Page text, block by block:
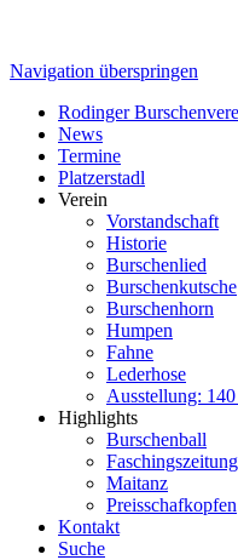
Navigation überspringen
Rodinger
News
Termine
Platzerstadl
Verein
Vorstandschaft
Historie
Burschenlied
Burschenkutsche
Burschenhorn
Humpen
Fahne
Lederhose
Ausstellung: 140
Highlights
Burschenball
Faschingszeitung
Maitanz
Preisschafkopfen
Kontakt
Suche